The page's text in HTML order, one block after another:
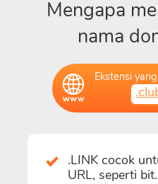
Mengapa
nama
Ekstensi
.LINK cocok
URL, seperti